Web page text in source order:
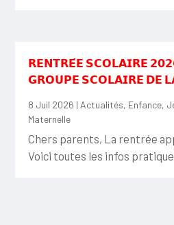
𝗥𝗘𝗡𝗧𝗥𝗘́𝗘 𝗦𝗖𝗢𝗟𝗔𝗜𝗥𝗘
𝗚𝗥𝗢𝗨𝗣𝗘 𝗦𝗖𝗢𝗟𝗔𝗜𝗥𝗘 𝗗𝗘
8 Juil 2026 | Actualités, Enfance,
Maternelle
Chers parents, La rentrée
Voici toutes les infos